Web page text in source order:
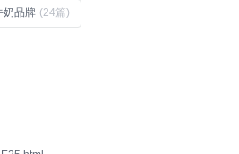
奶品牌 (24篇)